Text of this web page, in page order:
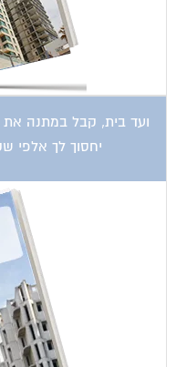
ועד בית, קבל במתנה את
יחסוך לך אלפי